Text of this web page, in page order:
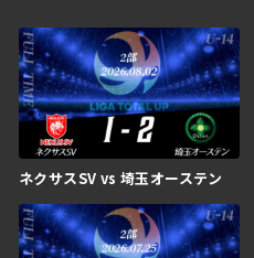
ネクサスSV vs 埼玉オーステン